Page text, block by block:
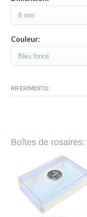
Couleur:
RIFERIMENTO:
Boîtes de rosaires: